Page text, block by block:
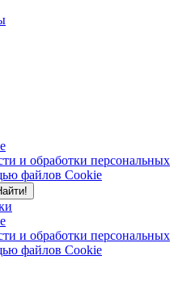
и обработки персональных
файлов Cookie
и обработки персональных
файлов Cookie